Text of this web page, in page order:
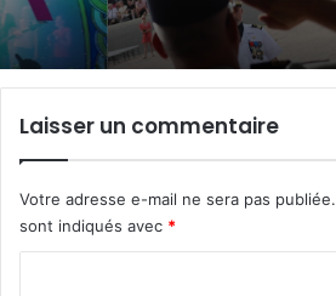
Laisser un commentaire
Votre adresse e-mail ne sera pas publiée.
sont indiqués avec *